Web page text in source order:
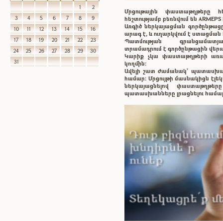
1
2
3
4 5 6 7 8
9
10
11 12 13 14 15
16
17
18 19 20 21 22
23
24
25 26 27 28 29
30
31
Մրցութային փաստաթղթերը
հեշտությամբ բեռնվում են
Առգիծ ներկայացման
արագ է, և ուղարկվում է
Պատմության
տրամադրում է գործընթացին
Կարիք չկա փաստաթղթերի
կողմին:
Ավելի շատ ժամանակ`
համար: Մրցույթի մասնակիցն
ներկայացնելով
պատասխանները լրացնելու